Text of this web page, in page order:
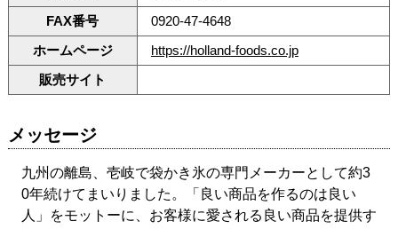
FAX番号
0920-47-4648
ホームページ
https://holland-foods.co.jp
販売サイト
メッセージ
九州の離島、壱岐で袋かき氷の専門メーカーとして約3
0年続けてまいりました。「良い商品を作るのは良い
人」をモットーに、お客様に愛される良い商品を提供す